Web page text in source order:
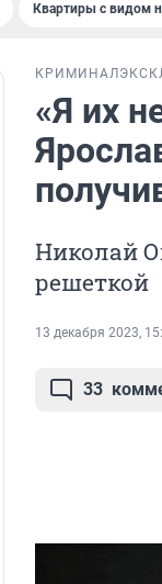
Квартиры с видом
КРИМИНАЛ
«Я их
Николай
решеткой
13 декабря 2023,
33